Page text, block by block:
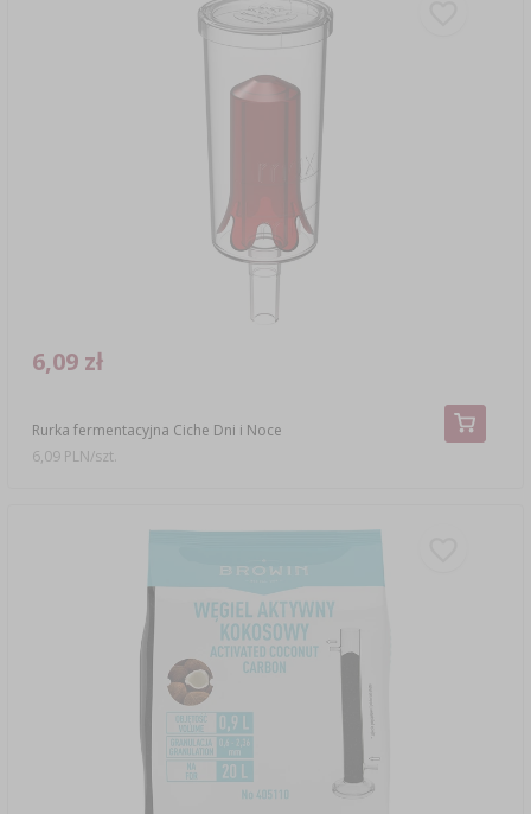
Rurka fermentacyjna Ciche Dni i Noce
6,09 zł
6,09 PLN/szt.